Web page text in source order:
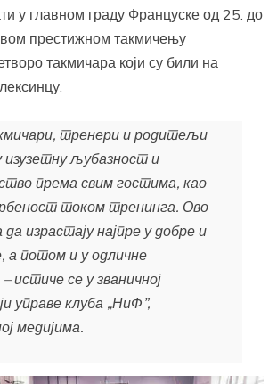
у главном граду Француске од 25. до
престижном такмичењу
такмичара који су били на
тренери и родитељи
изузетну љубазност и
према свим гостима, као
током тренинга. Ово
да израстају најпре у добре и
а потом и у одличне
истиче се у званичној
управе клуба „НиФ”,
медијима.